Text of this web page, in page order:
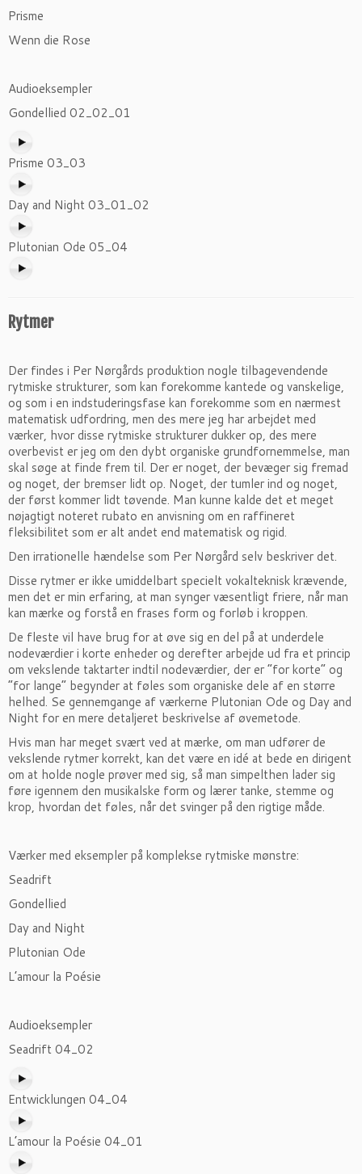
Prisme
Wenn die Rose
Audioeksempler
Gondellied 02_02_01
Prisme 03_03
Day and Night 03_01_02
Plutonian Ode 05_04
Rytmer
Der findes i Per Nørgårds produktion nogle tilbagevendende
rytmiske strukturer, som kan forekomme kantede og vanskelige,
og som i en indstuderingsfase kan forekomme som en nærmest
matematisk udfordring, men des mere jeg har arbejdet med
værker, hvor disse rytmiske strukturer dukker op, des mere
overbevist er jeg om den dybt organiske grundfornemmelse, man
skal søge at finde frem til. Der er noget, der bevæger sig fremad
og noget, der bremser lidt op. Noget, der tumler ind og noget,
der først kommer lidt tøvende. Man kunne kalde det et meget
nøjagtigt noteret rubato en anvisning om en raffineret
fleksibilitet som er alt andet end matematisk og rigid.
Den irrationelle hændelse som Per Nørgård selv beskriver det.
Disse rytmer er ikke umiddelbart specielt vokalteknisk krævende,
men det er min erfaring, at man synger væsentligt friere, når man
kan mærke og forstå en frases form og forløb i kroppen.
De fleste vil have brug for at øve sig en del på at underdele
nodeværdier i korte enheder og derefter arbejde ud fra et princip
om vekslende taktarter indtil nodeværdier, der er ”for korte” og
”for lange” begynder at føles som organiske dele af en større
helhed. Se gennemgange af værkerne Plutonian Ode og Day and
Night for en mere detaljeret beskrivelse af øvemetode.
Hvis man har meget svært ved at mærke, om man udfører de
vekslende rytmer korrekt, kan det være en idé at bede en dirigent
om at holde nogle prøver med sig, så man simpelthen lader sig
føre igennem den musikalske form og lærer tanke, stemme og
krop, hvordan det føles, når det svinger på den rigtige måde.
Værker med eksempler på komplekse rytmiske mønstre:
Seadrift
Gondellied
Day and Night
Plutonian Ode
L’amour la Poésie
Audioeksempler
Seadrift 04_02
Entwicklungen 04_04
L’amour la Poésie 04_01